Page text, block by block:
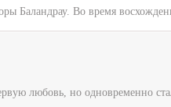
Баландрау. Во время
любовь, но одновременно